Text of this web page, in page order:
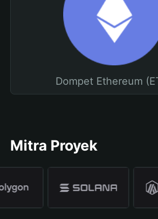
Dompet Ethereum
Mitra Proyek